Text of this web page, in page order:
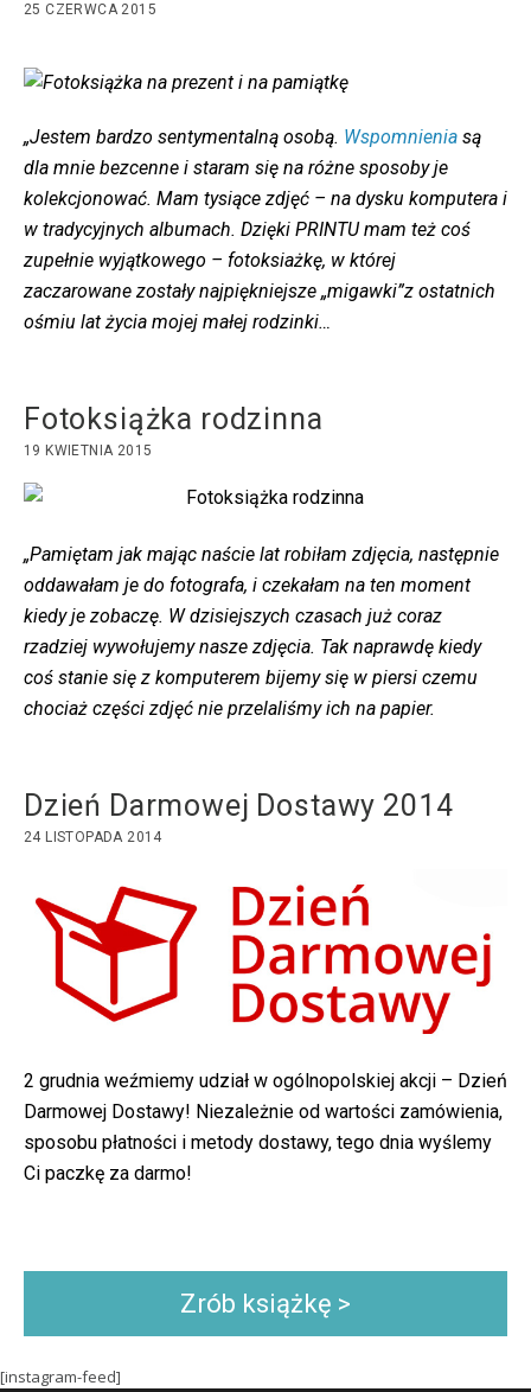
25 CZERWCA 2015
„Jestem bardzo sentymentalną osobą. Wspomnienia są
dla mnie bezcenne i staram się na różne sposoby je
kolekcjonować. Mam tysiące zdjęć – na dysku komputera i
w tradycyjnych albumach. Dzięki PRINTU mam też coś
zupełnie wyjątkowego – fotoksiażkę, w której
zaczarowane zostały najpiękniejsze „migawki”z ostatnich
ośmiu lat życia mojej małej rodzinki…
Fotoksiążka rodzinna
19 KWIETNIA 2015
„Pamiętam jak mając naście lat robiłam zdjęcia, następnie
oddawałam je do fotografa, i czekałam na ten moment
kiedy je zobaczę. W dzisiejszych czasach już coraz
rzadziej wywołujemy nasze zdjęcia. Tak naprawdę kiedy
coś stanie się z komputerem bijemy się w piersi czemu
chociaż części zdjęć nie przelaliśmy ich na papier.
Dzień Darmowej Dostawy 2014
24 LISTOPADA 2014
2 grudnia weźmiemy udział w ogólnopolskiej akcji – Dzień
Darmowej Dostawy! Niezależnie od wartości zamówienia,
sposobu płatności i metody dostawy, tego dnia wyślemy
Ci paczkę za darmo!
Zrób książkę >
[instagram-feed]